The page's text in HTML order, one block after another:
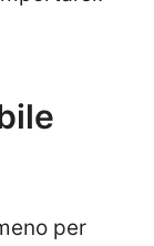
per